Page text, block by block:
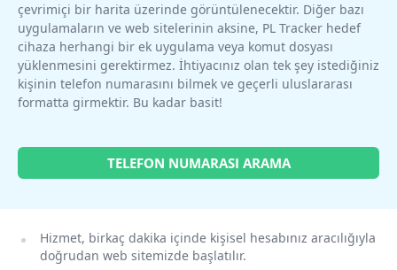
çevrimiçi bir harita üzerinde görüntülenecektir. Diğer bazı
uygulamaların ve web sitelerinin aksine, PL Tracker hedef
cihaza herhangi bir ek uygulama veya komut dosyası
yüklenmesini gerektirmez. İhtiyacınız olan tek şey istediğiniz
kişinin telefon numarasını bilmek ve geçerli uluslararası
formatta girmektir. Bu kadar basit!
TELEFON NUMARASI ARAMA
Hizmet, birkaç dakika içinde kişisel hesabınız aracılığıyla
doğrudan web sitemizde başlatılır.